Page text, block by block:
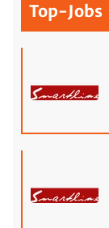
Top-Jobs